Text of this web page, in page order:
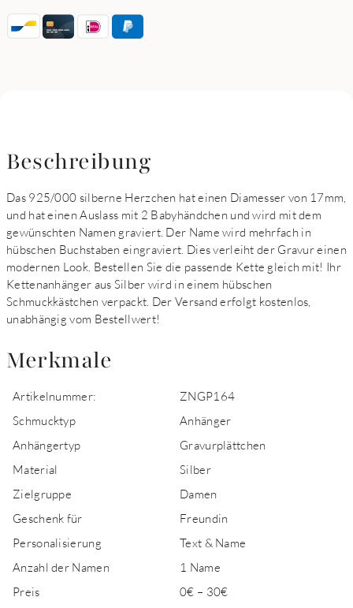
Beschreibung
Das 925/000 silberne Herzchen hat einen Diamesser von 17mm,
und hat einen Auslass mit 2 Babyhändchen und wird mit dem
gewünschten Namen graviert. Der Name wird mehrfach in
hübschen Buchstaben eingraviert. Dies verleiht der Gravur einen
modernen Look. Bestellen Sie die passende Kette gleich mit! Ihr
Kettenanhänger aus Silber wird in einem hübschen
Schmuckkästchen verpackt. Der Versand erfolgt kostenlos,
unabhängig vom Bestellwert!
Merkmale
Artikelnummer:
ZNGP164
Schmucktyp
Anhänger
Anhängertyp
Gravurplättchen
Material
Silber
Zielgruppe
Damen
Geschenk für
Freundin
Personalisierung
Text & Name
Anzahl der Namen
1 Name
Preis
0€ – 30€